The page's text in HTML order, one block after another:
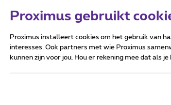
Alle
Proximus gebruikt
Proximus installeert cookies om het gebruik van
interesses. Ook partners met wie Proximus
kunnen zijn voor jou. Hou er rekening mee dat als